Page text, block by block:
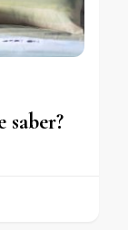
saber?